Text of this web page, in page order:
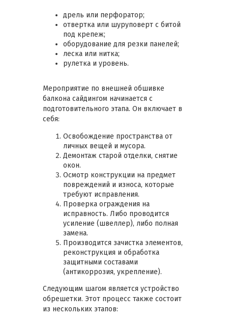
дрель или перфоратор;
отвертка или шуруповерт с битой
под крепеж;
оборудование для резки панелей;
леска или нитка;
рулетка и уровень.
Мероприятие по внешней обшивке
балкона сайдингом начинается с
подготовительного этапа. Он включает в
себя:
Освобождение пространства от
личных вещей и мусора.
Демонтаж старой отделки, снятие
окон.
Осмотр конструкции на предмет
повреждений и износа, которые
требуют исправления.
Проверка ограждения на
исправность. Либо проводится
усиление (швеллер), либо полная
замена.
Производится зачистка элементов,
реконструкция и обработка
защитными составами
(антикоррозия, укрепление).
Следующим шагом является устройство
обрешетки. Этот процесс также состоит
из нескольких этапов: